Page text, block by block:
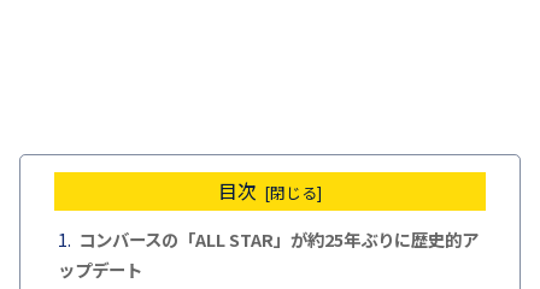
目次
コンバースの「ALL STAR」が約25年ぶりに歴史的ア
ップデート